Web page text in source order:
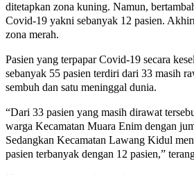
ditetapkan zona kuning. Namun,
Covid-19 yakni sebanyak 12 pasien.
zona merah.
Pasien yang terpapar Covid-19 secara
sebanyak 55 pasien terdiri dari 33 masih
sembuh dan satu meninggal dunia.
“Dari 33 pasien yang masih dirawat
warga Kecamatan Muara Enim dengan
Sedangkan Kecamatan Lawang Kidul
pasien terbanyak dengan 12 pasien,”